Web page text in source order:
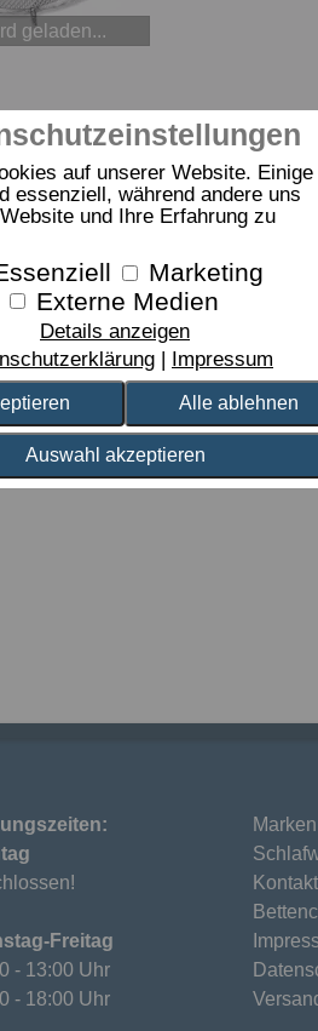
auf unserer Website. Einige
essenziell, während andere uns
und Ihre Erfahrung zu
Marketing
Externe Medien
Details anzeigen
Impressum
Alle ablehnen
Auswahl akzeptieren
geladen...
Profilplatte
stützt Ihren Kopf perfekt
dieses Latexkissen vor
bis mittelfesten
Cervical NB 3 Wärme- und
mit Klimaband
Schlafklima.
Freitag
- 13:00 Uhr
- 18:00 Uhr
Marken
Kontakt